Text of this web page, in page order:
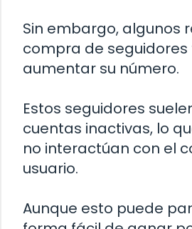
Sin embargo, algunos
compra de
aumentar su número.
Estos seguidores
cuentas inactivas, lo
no interactúan con el
usuario.
Aunque esto puede